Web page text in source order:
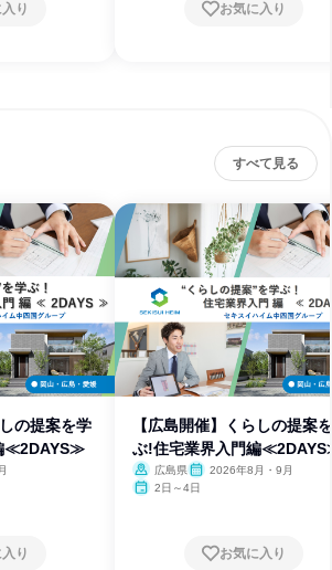
り お気に入り
すべて見る
の提案を学
≪2DAYS≫
り
【広島開催】くらしの提案
ぶ!住宅業界入門編
広島県
2026年8月・9月
2日～4日
お気に入り